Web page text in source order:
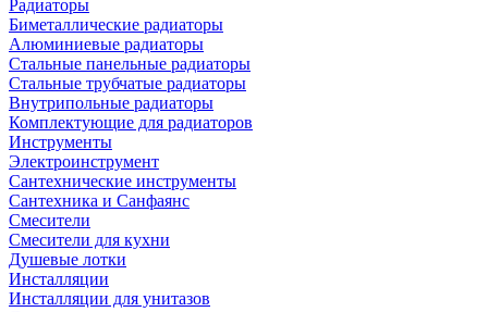
Радиаторы
Биметаллические радиаторы
Алюминиевые радиаторы
Стальные панельные радиаторы
Стальные трубчатые радиаторы
Внутрипольные радиаторы
Комплектующие для радиаторов
Инструменты
Электроинструмент
Сантехнические инструменты
Сантехника и Санфаянс
Смесители
Смесители для кухни
Душевые лотки
Инсталляции
Инсталляции для унитазов